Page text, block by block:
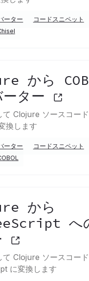
ーター コードスニペット
から
ター
て Clojure ソースコー
換します
ーター コードスニペット
から
へ
て Clojure ソースコー
に変換します